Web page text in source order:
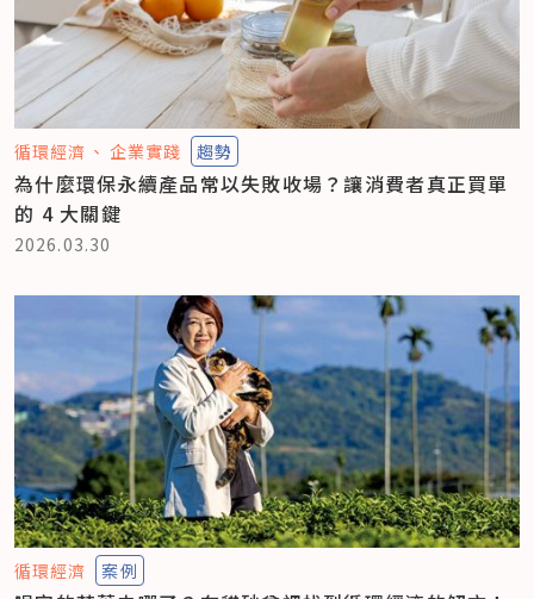
循環經濟 企業實踐 趨勢
為什麼環保永續產品常以失敗收場？讓消費者真正買單
的 4 大關鍵
2026.03.30
循環經濟 案例